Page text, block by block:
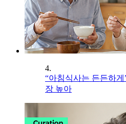
4.
“아침식사는 든든하
장 높아